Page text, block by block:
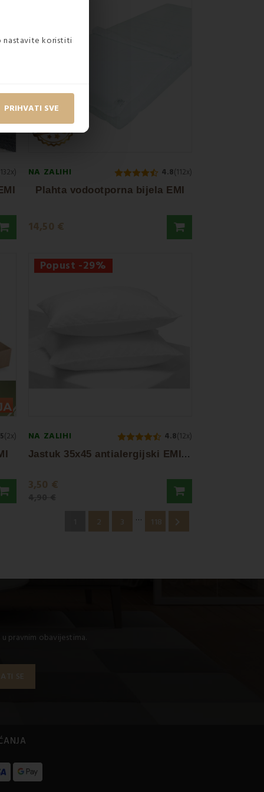
nastavite koristiti
PRIHVATI SVE
NA ZALIHI 4.8(112x)
Plahta vodootporna bijela EMI
14,50 €
(2x)
Popust -29%
NA ZALIHI 4.8(12x)
J
astuk 35x45 antialergijski EMI standard
3,50 €
2 3 … 118 
pravnim obavijestima.